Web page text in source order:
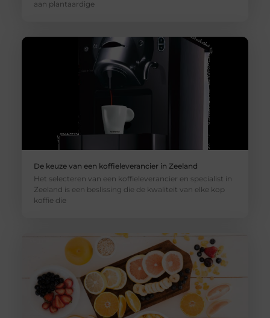
aan plantaardige
De keuze van een koffieleverancier in Zeeland
Het selecteren van een koffieleverancier en specialist in
Zeeland is een beslissing die de kwaliteit van elke kop
koffie die